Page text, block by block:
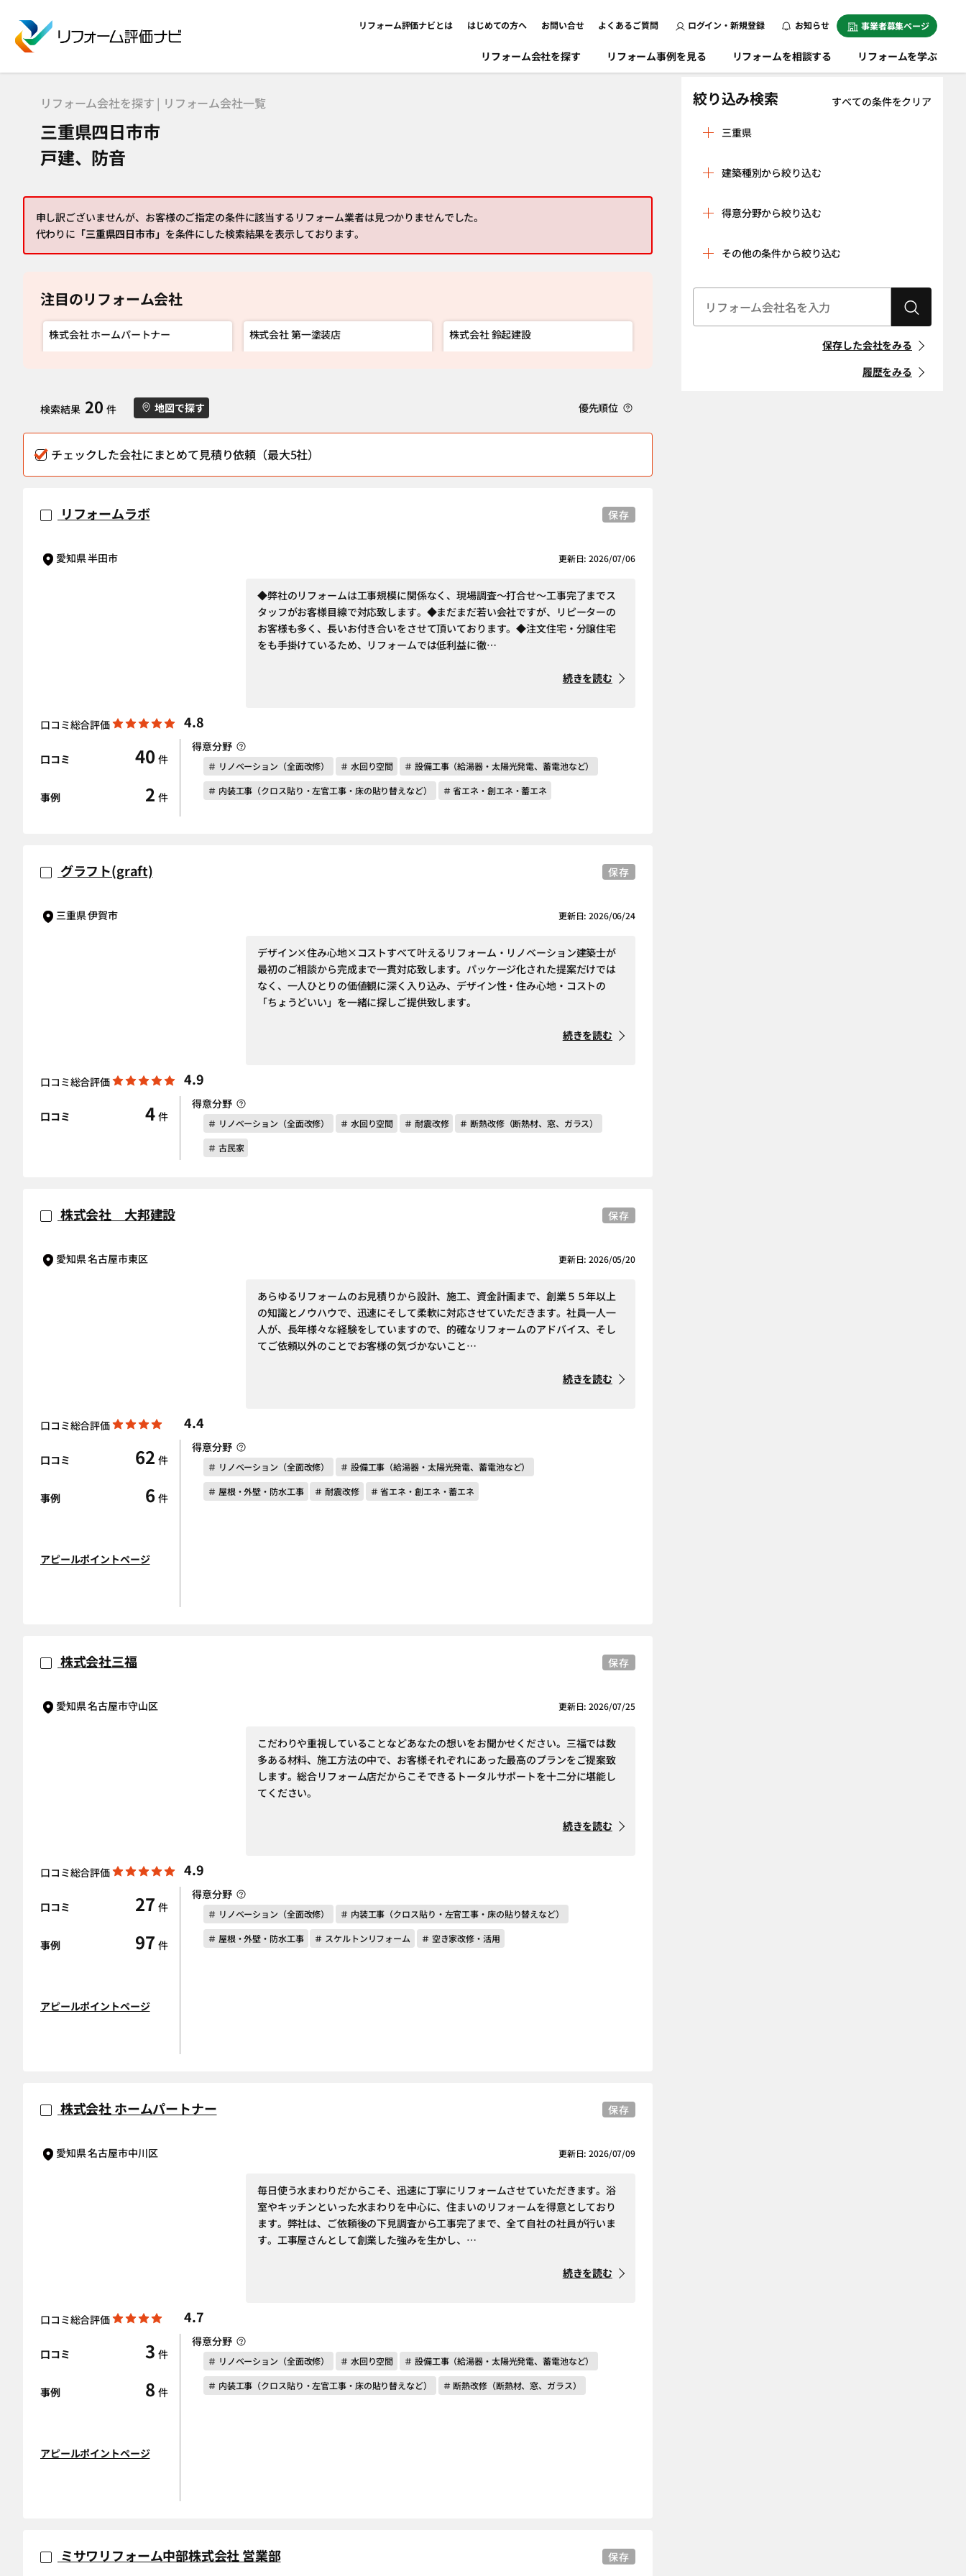
リフォーム評価ナビとは はじめての方へ お問い合せ よくあるご質問 ログイン・新規登録 お知らせ 事業者募集ページ
リフォーム会社を探す リフォーム事例を見る リフォームを相談する リフォームを学ぶ
リフォーム会社を探す | リフォーム会社一覧
三重県四日市市
戸建、防音
申し訳ございませんが、お客様のご指定の条件に該当するリフォーム業者は見つかりませんでした。
代わりに 「三重県四日市市」 を条件にした検索結果を表示しております。
注目のリフォーム会社
株式会社 ホームパートナー 株式会社 第一塗装店 株式会社 鈴起建設
検索結果 20 件 地図で探す 優先順位
チェックした会社にまとめて見積り依頼（最大5社）
リフォームラボ
愛知県 半田市 更新日: 2026/07/06
◆弊社のリフォームは工事規模に関係なく、現場調査～打合せ～工事完了までス
タッフがお客様目線で対応致します。◆まだまだ若い会社ですが、リピーターの
お客様も多く、長いお付き合いをさせて頂いております。◆注文住宅・分譲住宅
をも手掛けているため、リフォームでは低利益に徹…
続きを読む
口コミ総合評価 4.8
口コミ 40 件
事例 2 件
得意分野
＃ リノベーション（全面改修） ＃ 水回り空間
＃ 設備工事（給湯器・太陽光発電、蓄電池など）
＃ 内装工事（クロス貼り・左官工事・床の貼り替えなど）
＃ 省エネ・創エネ・蓄エネ
保存
グラフト(graft)
三重県 伊賀市 更新日: 2026/06/24
デザイン×住み心地×コストすべて叶えるリフォーム・リノベーション建築士が
最初のご相談から完成まで一貫対応致します。パッケージ化された提案だけでは
なく、一人ひとりの価値観に深く入り込み、デザイン性・住み心地・コストの
「ちょうどいい」を一緒に探しご提供致します。
続きを読む
口コミ総合評価 4.9
口コミ 4 件
得意分野
＃ リノベーション（全面改修） ＃ 水回り空間 ＃ 耐震改修
＃ 断熱改修（断熱材、窓、ガラス）
＃ 古民家
保存
株式会社 大邦建設
愛知県 名古屋市東区 更新日: 2026/05/20
あらゆるリフォームのお見積りから設計、施工、資金計画まで、創業５５年以上
の知識とノウハウで、迅速にそして柔軟に対応させていただきます。社員一人一
人が、長年様々な経験をしていますので、的確なリフォームのアドバイス、そし
てご依頼以外のことでお客様の気づかないこと…
続きを読む
口コミ総合評価 4.4
口コミ 62 件
事例 6 件
アピールポイントページ
得意分野
＃ リノベーション（全面改修）
＃ 設備工事（給湯器・太陽光発電、蓄電池など）
＃ 屋根・外壁・防水工事
＃ 耐震改修 ＃ 省エネ・創エネ・蓄エネ
保存
株式会社三福
愛知県 名古屋市守山区 更新日: 2026/07/25
こだわりや重視していることなどあなたの想いをお聞かせください。三福では数
多ある材料、施工方法の中で、お客様それぞれにあった最高のプランをご提案致
します。総合リフォーム店だからこそできるトータルサポートを十二分に堪能し
てください。
続きを読む
口コミ総合評価 4.9
口コミ 27 件
事例 97 件
アピールポイントページ
得意分野
＃ リノベーション（全面改修）
＃ 内装工事（クロス貼り・左官工事・床の貼り替えなど）
＃ 屋根・外壁・防水工事
＃ スケルトンリフォーム ＃ 空き家改修・活用
保存
株式会社 ホームパートナー
愛知県 名古屋市中川区 更新日: 2026/07/09
毎日使う水まわりだからこそ、迅速に丁寧にリフォームさせていただきます。浴
室やキッチンといった水まわりを中心に、住まいのリフォームを得意としており
ます。弊社は、ご依頼後の下見調査から工事完了まで、全て自社の社員が行いま
す。工事屋さんとして創業した強みを生かし、…
続きを読む
口コミ総合評価 4.7
口コミ 3 件
事例 8 件
アピールポイントページ
得意分野
＃ リノベーション（全面改修） ＃ 水回り空間
＃ 設備工事（給湯器・太陽光発電、蓄電池など）
＃ 内装工事（クロス貼り・左官工事・床の貼り替えなど）
＃ 断熱改修（断熱材、窓、ガラス）
保存
ミサワリフォーム中部株式会社 営業部 保存
絞り込み検索 すべての条件をクリア
三重県
尾鷲市
桑名郡木曽岬町
桑名市
名張市
三重郡朝日町
建築種別から絞り込む
得意分野から絞り込む
（全面改修）
器・太陽光発
ど）
ス貼り・左官工
屋根・外壁・防
外構・造園
材、窓、ガラ
その他の条件から絞り込む
建物状況調査
（インスペク
ション）
耐震診断
登録制度」に登録している事
マークの意味
保存した会社をみる
履歴をみる